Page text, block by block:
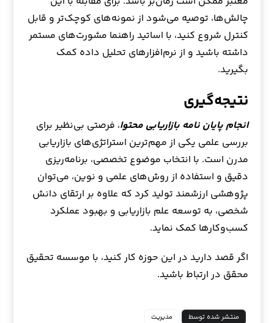
چالش‌ها، توصیه می‌شود از نمونه‌های کوچک‌تر و قابل
کنترل شروع کنید، با اساتید راهنما مشورت‌های مستمر
داشته باشید و از نرم‌افزارهای تحلیل داده کمک
بگیرید.
نتیجه‌گیری
انجام پایان نامه بازاریابی محتوا، فرصتی بی‌نظیر برای
بررسی علمی یکی از مهم‌ترین استراتژی‌های بازاریابی
مدرن است. با انتخاب موضوع تخصصی، برنامه‌ریزی
دقیق و استفاده از روش‌های علمی و نوین، می‌توان
پژوهشی ارزشمند تولید کرد که علاوه بر ارتقای دانش
شخصی، به توسعه علم بازاریابی و بهبود عملکرد
کسب‌وکارها کمک نماید.
اگر قصد دارید در این حوزه کار کنید، با موسسه تحقیق
محقق در ارتباط باشید.
منتشر شده توسط مدیریت